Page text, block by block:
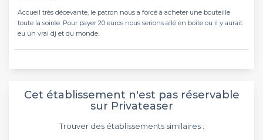
Accueil très décevante, le patron nous a forcé à acheter une bouteille
toute la soirée. Pour payer 20 euros nous serions allé en boite ou il y aurait
eu un vrai dj et du monde.
Cet établissement n'est pas réservable
sur Privateaser
Trouver des établissements similaires :